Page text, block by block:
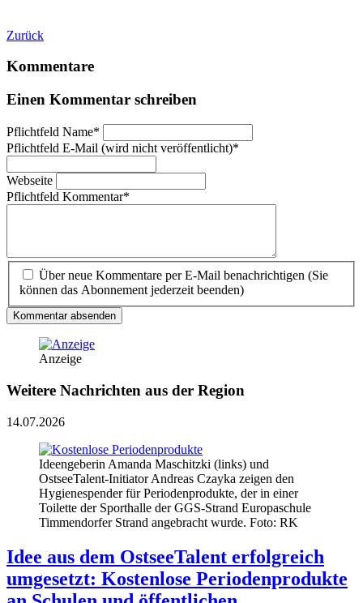
Zurück
Kommentare
Einen Kommentar schreiben
Pflichtfeld Name*
Pflichtfeld E-Mail (wird nicht veröffentlicht)*
Webseite
Pflichtfeld Kommentar*
Über neue Kommentare per E-Mail benachrichtigen (Sie
können das Abonnement jederzeit beenden)
Kommentar absenden
Anzeige
Weitere Nachrichten aus der Region
14.07.2026
Ideengeberin Amanda Maschitzki (links) und
OstseeTalent-Initiator Andreas Czayka zeigen den
Hygienespender für Periodenprodukte, der in einer
Toilette der Sporthalle der GGS-Strand Europaschule
Timmendorfer Strand angebracht wurde. Foto: RK
Idee aus dem OstseeTalent erfolgreich
umgesetzt: Kostenlose Periodenprodukte